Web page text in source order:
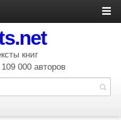
книг
000 авторов